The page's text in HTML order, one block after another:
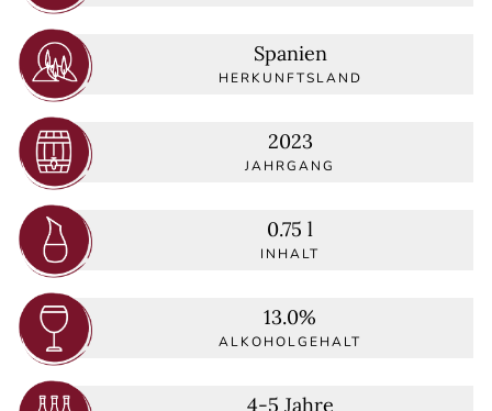
Spanien
HERKUNFTSLAND
2023
JAHRGANG
0.75 l
INHALT
13.0%
ALKOHOLGEHALT
4-5 Jahre